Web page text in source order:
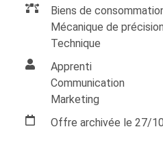
Biens de
Mécanique de précision
Technique
Apprenti
Communication
Marketing
Offre archivée le 27/